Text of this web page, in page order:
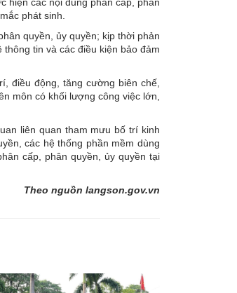
phát sinh.
quyền, ủy quyền; kịp thời phản
tin và các điều kiện bảo đảm
điều động, tăng cường biên chế,
môn có khối lượng công việc lớn,
liên quan tham mưu bố trí kinh
các hệ thống phần mềm dùng
cấp, phân quyền, ủy quyền tại
Theo nguồn langson.gov.vn